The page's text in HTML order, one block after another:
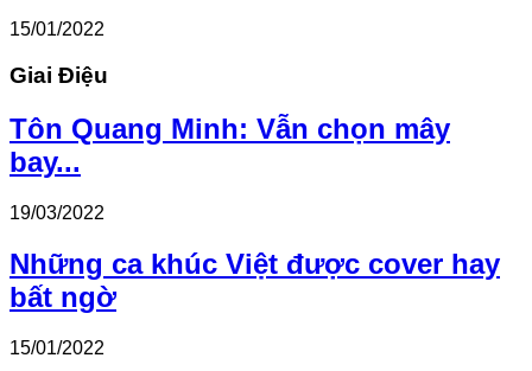
15/01/2022
Giai Điệu
Tôn Quang Minh: Vẫn chọn mây
bay...
19/03/2022
Những ca khúc Việt được cover hay
bất ngờ
15/01/2022